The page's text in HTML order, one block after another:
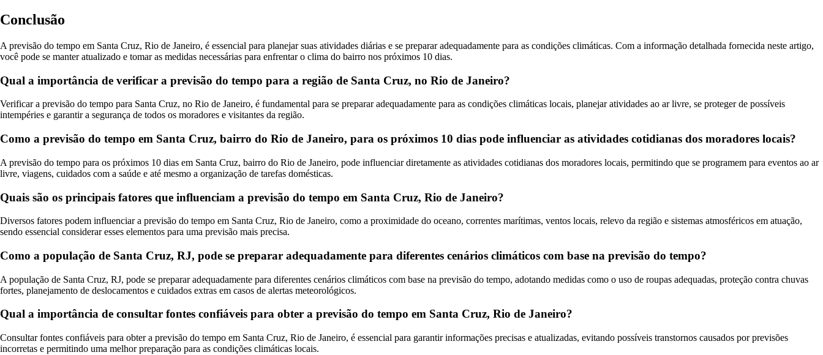
Conclusão
A previsão do tempo em Santa Cruz, Rio de Janeiro, é essencial para planejar suas atividades diárias e se preparar adequadamente para as condições climáticas. Com a informação detalhada fornecida neste artigo,
você pode se manter atualizado e tomar as medidas necessárias para enfrentar o clima do bairro nos próximos 10 dias.
Qual a importância de verificar a previsão do tempo para a região de Santa Cruz, no Rio de Janeiro?
Verificar a previsão do tempo para Santa Cruz, no Rio de Janeiro, é fundamental para se preparar adequadamente para as condições climáticas locais, planejar atividades ao ar livre, se proteger de possíveis
intempéries e garantir a segurança de todos os moradores e visitantes da região.
Como a previsão do tempo em Santa Cruz, bairro do Rio de Janeiro, para os próximos 10 dias pode influenciar as atividades cotidianas dos moradores locais?
A previsão do tempo para os próximos 10 dias em Santa Cruz, bairro do Rio de Janeiro, pode influenciar diretamente as atividades cotidianas dos moradores locais, permitindo que se programem para eventos ao ar
livre, viagens, cuidados com a saúde e até mesmo a organização de tarefas domésticas.
Quais são os principais fatores que influenciam a previsão do tempo em Santa Cruz, Rio de Janeiro?
Diversos fatores podem influenciar a previsão do tempo em Santa Cruz, Rio de Janeiro, como a proximidade do oceano, correntes marítimas, ventos locais, relevo da região e sistemas atmosféricos em atuação,
sendo essencial considerar esses elementos para uma previsão mais precisa.
Como a população de Santa Cruz, RJ, pode se preparar adequadamente para diferentes cenários climáticos com base na previsão do tempo?
A população de Santa Cruz, RJ, pode se preparar adequadamente para diferentes cenários climáticos com base na previsão do tempo, adotando medidas como o uso de roupas adequadas, proteção contra chuvas
fortes, planejamento de deslocamentos e cuidados extras em casos de alertas meteorológicos.
Qual a importância de consultar fontes confiáveis para obter a previsão do tempo em Santa Cruz, Rio de Janeiro?
Consultar fontes confiáveis para obter a previsão do tempo em Santa Cruz, Rio de Janeiro, é essencial para garantir informações precisas e atualizadas, evitando possíveis transtornos causados por previsões
incorretas e permitindo uma melhor preparação para as condições climáticas locais.